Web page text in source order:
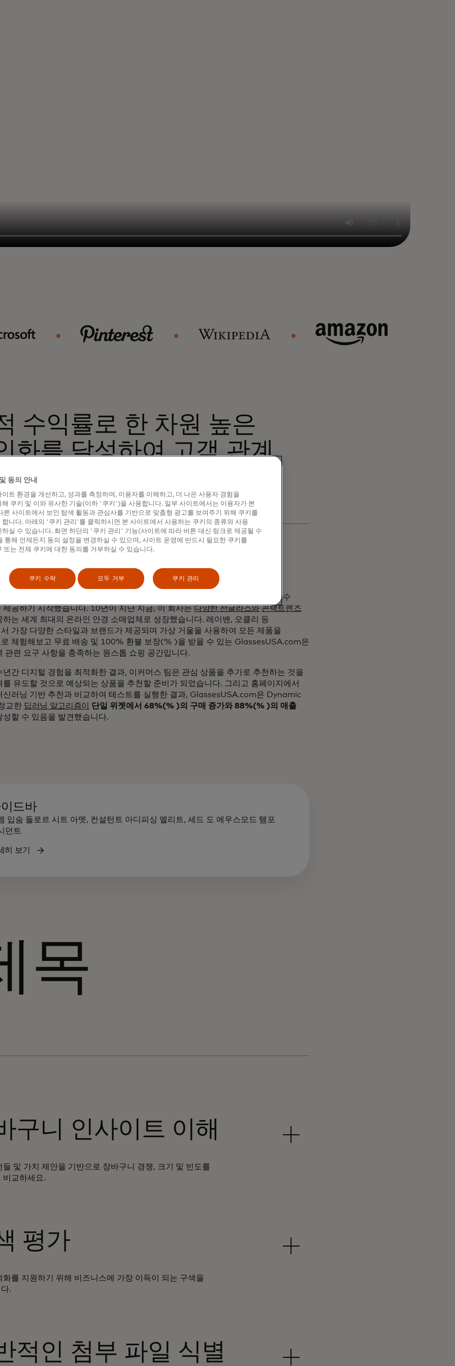
수익률로 한 차원 높은
화를 달성하여 고객 관계
및 매출 증대
창립자들은 다른 업체보다 합리적인 가격대에 고품질의 도수
제공하기 시작했습니다. 10년이 지난 지금, 이 회사는다양한 선글라스와 콘택트렌즈
하는 세계 최대의 온라인 안경 소매업체로 성장했습니다. 레이밴, 오클리 등
가장 다양한 스타일과 브랜드가 제공되며 가상 거울을 사용하여 모든 제품을
체험해보고 무료 배송 및 100% 환불 보장(% )을 받을 수 있는 GlassesUSA.com은
관련 요구 사항을 충족하는 원스톱 쇼핑 공간입니다.
년간 디지털 경험을 최적화한 결과, 이커머스 팀은 관심 상품을 추가로 추천하는 것을
를 유도할 것으로 예상되는 상품을 추천할 준비가 되었습니다. 그리고 홈페이지에서
신러닝 기반 추천과 비교하여 테스트를 실행한 결과, GlassesUSA.com은 Dynamic
교한 딥러닝 알고리즘이
단일 위젯에서 68%(% )의 구매 증가와 88%(% )의 매출
할 수 있음을 발견했습니다.
드바
입숨 돌로르 시트 아멧, 컨설턴트 아디피싱 엘리트, 세드 도 에우스모드 템포
던트
히 보기
목
구니 인사이트 이해
들 및 가치 제안을 기반으로 장바구니 경쟁, 크기 및 빈도를
비교하세요.
평가
화를 지원하기 위해 비즈니스에 가장 이득이 되는 구색을
.
적인 첨부 파일 식별
동의 안내
이트 환경을 개선하고, 성과를 측정하며, 이용자를 이해하고, 더 나은 사용자 경험을
해 쿠키 및 이와 유사한 기술(이하 '쿠키')을 사용합니다. 일부 사이트에서는 이용자가 본
른 사이트에서 보인 탐색 활동과 관심사를 기반으로 맞춤형 광고를 보여주기 위해 쿠키를
합니다. 아래의 '쿠키 관리'를 클릭하시면 본 사이트에서 사용하는 쿠키의 종류와 사용
하실 수 있습니다. 화면 하단의 '쿠키 관리' 기능(사이트에 따라 버튼 대신 링크로 제공될 수
통해 언제든지 동의 설정을 변경하실 수 있으며, 사이트 운영에 반드시 필요한 쿠키를
또는 전체 쿠키에 대한 동의를 거부하실 수 있습니다.
쿠키 수락 모두 거부 쿠키 관리